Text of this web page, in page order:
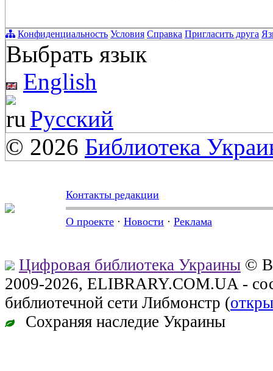
Конфиденциальность Условия Справка Пригласить друга
Выбрать язык
English
Русский
© 2026 Библиотека
Контакты редакции
О проекте · Новости · Реклама
Цифровая библиотека Украины ©
2009-2026, ELIBRARY.COM.UA -
библиотечной сети Либмонстр (
Сохраняя наследие Украины